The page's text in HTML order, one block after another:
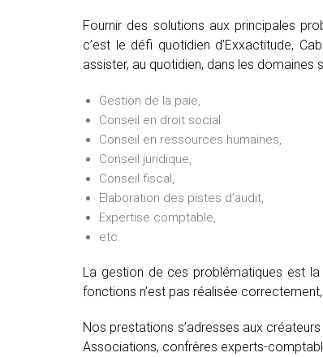
Fournir des solutions aux principales
c’est le défi quotidien d’Exxactitude,
assister, au quotidien, dans les domaines
Gestion de la paie,
Conseil en droit social
Conseil en ressources humaines,
Conseil juridique,
Conseil fiscal,
Elaboration des pistes d’audit,
Expertise comptable,
etc.
La gestion de ces problématiques est
fonctions n’est pas réalisée
Nos prestations s’adresses aux
Associations, confrères experts-